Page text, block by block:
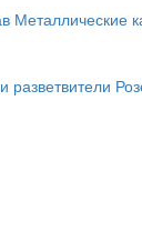
Металлические
разветвители